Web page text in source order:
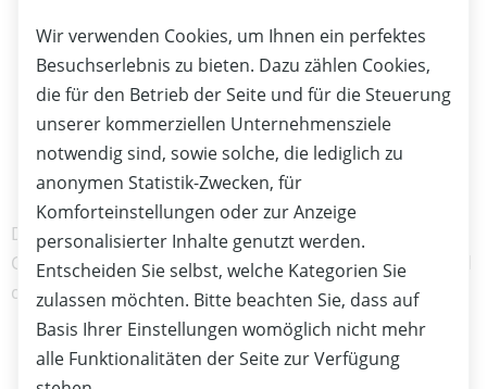
Der OeSV veranstaltet jeden Sommer die Water Sports
Challenge, gefördert von ASVÖ, ASKÖ, SPORTUNION und
der Bundes-Sport GmbH.
Wir verwenden Cookies, um Ihnen ein perfektes
Besuchserlebnis zu bieten. Dazu zählen Cookies,
die für den Betrieb der Seite und für die Steuerung
unserer kommerziellen Unternehmensziele
notwendig sind, sowie solche, die lediglich zu
anonymen Statistik-Zwecken, für
Komforteinstellungen oder zur Anzeige
personalisierter Inhalte genutzt werden.
Entscheiden Sie selbst, welche Kategorien Sie
zulassen möchten. Bitte beachten Sie, dass auf
Basis Ihrer Einstellungen womöglich nicht mehr
alle Funktionalitäten der Seite zur Verfügung